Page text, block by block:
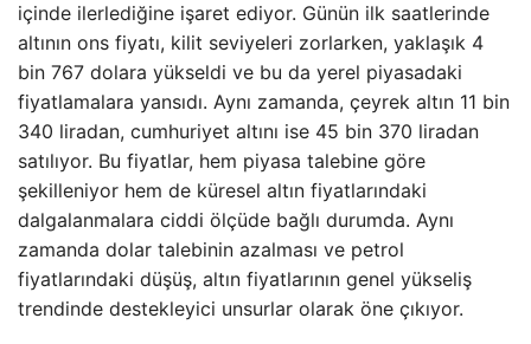
içinde ilerlediğine işaret ediyor. Günün ilk saatlerinde
altının ons fiyatı, kilit seviyeleri zorlarken, yaklaşık 4
bin 767 dolara yükseldi ve bu da yerel piyasadaki
fiyatlamalara yansıdı. Aynı zamanda, çeyrek altın 11 bin
340 liradan, cumhuriyet altını ise 45 bin 370 liradan
satılıyor. Bu fiyatlar, hem piyasa talebine göre
şekilleniyor hem de küresel altın fiyatlarındaki
dalgalanmalara ciddi ölçüde bağlı durumda. Aynı
zamanda dolar talebinin azalması ve petrol
fiyatlarındaki düşüş, altın fiyatlarının genel yükseliş
trendinde destekleyici unsurlar olarak öne çıkıyor.